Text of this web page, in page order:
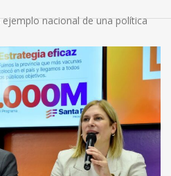
ejemplo nacional de una política